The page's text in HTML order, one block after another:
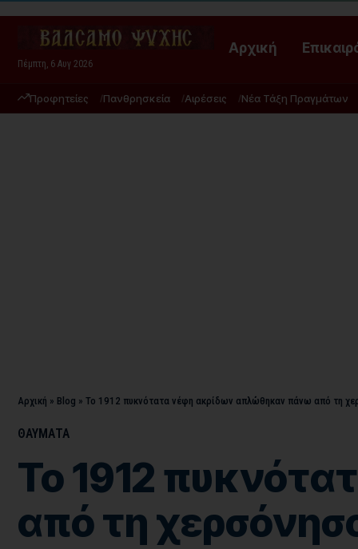
Πέμπτη, 6 Αυγ 2026
Αρχική
Προφητείες Πανθρησκεία Αιρέσεις Νέα Τάξη Πραγμάτων
Αρχική » Blog » Το 1912 πυκνότατα νέφη ακρίδων απλώθηκαν πάνω από τη
ΘΑΥΜΑΤΑ
Το 1912
από τη